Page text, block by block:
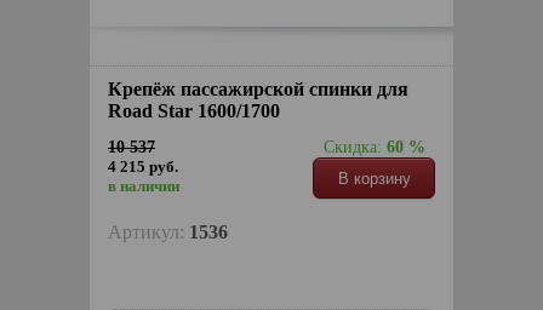
Крепёж пассажирской спинки для
Road Star 1600/1700
10 537
4 215 руб.
в наличии
Скидка: 60 %
В корзину
Артикул: 1536